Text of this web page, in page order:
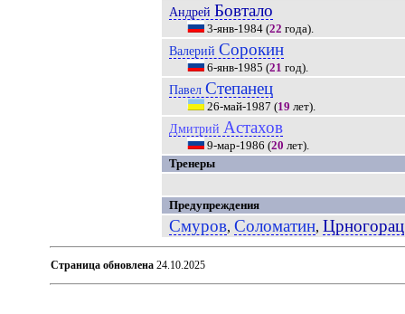
Андрей Бовтало
3-янв-1984(22 года).
Валерий Сорокин
6-янв-1985 (21 год).
Павел Степанец
26-май-1987 (19 лет).
Дмитрий Астахов
9-мар-1986 (20 лет).
Тренеры
Предупреждения
Смуров, Соломатин, Црногорац
Страница обновлена 24.10.2025